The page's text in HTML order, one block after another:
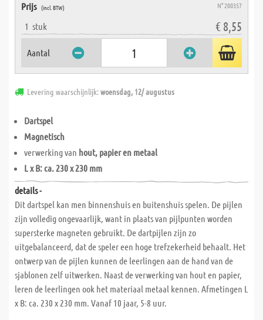
Prijs (incl. BTW) N° 200357
1 stuk € 8,55
Aantal
Levering waarschijnlijk:woensdag, 12/ augustus
Dartspel
Magnetisch
verwerking van hout, papier en metaal
L x B: ca. 230 x 230 mm
details -
Dit dartspel kan men binnenshuis en buitenshuis spelen. De pijlen
zijn volledig ongevaarlijk, want in plaats van pijlpunten worden
supersterke magneten gebruikt. De dartpijlen zijn zo
uitgebalanceerd, dat de speler een hoge trefzekerheid behaalt. Het
ontwerp van de pijlen kunnen de leerlingen aan de hand van de
sjablonen zelf uitwerken. Naast de verwerking van hout en papier,
leren de leerlingen ook het materiaal metaal kennen. Afmetingen L
x B: ca. 230 x 230 mm. Vanaf 10 jaar, 5-8 uur.